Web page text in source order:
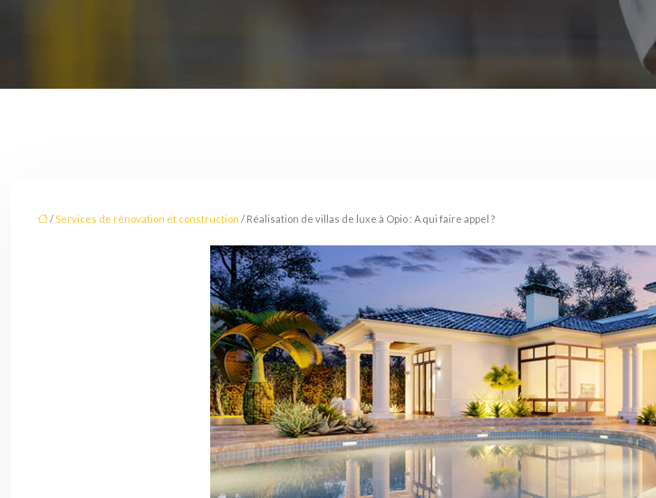
/Services de rénovation et construction / Réalisation de villas de luxe à Opio : A qui faire appel ?